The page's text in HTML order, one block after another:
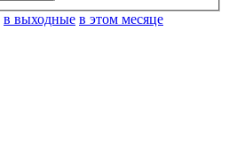
в выходные в этом месяце